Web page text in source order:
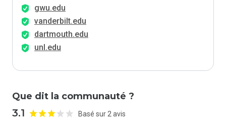
gwu.edu
vanderbilt.edu
dartmouth.edu
unl.edu
Que dit la communauté ?
3.1 Basé sur 2 avis